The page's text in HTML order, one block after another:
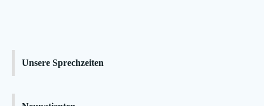
Unsere Sprechzeiten